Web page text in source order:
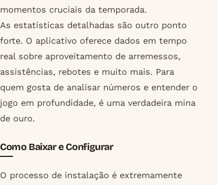
momentos cruciais da temporada.
As estatísticas detalhadas são outro ponto
forte. O aplicativo oferece dados em tempo
real sobre aproveitamento de arremessos,
assistências, rebotes e muito mais. Para
quem gosta de analisar números e entender o
jogo em profundidade, é uma verdadeira mina
de ouro.
Como Baixar e Configurar
O processo de instalação é extremamente